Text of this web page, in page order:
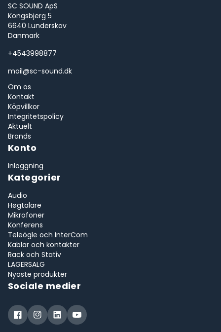
SC SOUND ApS
Kongsbjerg 5
6640 Lunderskov
Danmark
+4543998877
mail@sc-sound.dk
Om os
Kontakt
Köpvillkor
Integritetspolicy
Aktuelt
Brands
Konto
Inloggning
Kategorier
Audio
Høgtalare
Mikrofoner
Konferens
Teleögle och InterCom
Kablar och kontakter
Rack och Stativ
LAGERSALG
Nyaste produkter
Sociale medier